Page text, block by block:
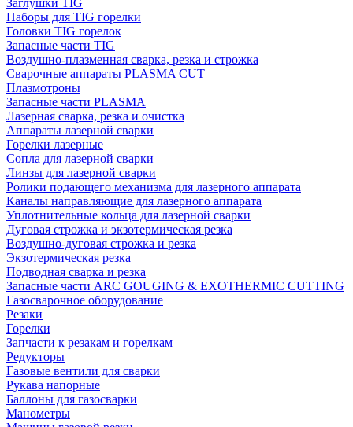
Заглушки TIG
Наборы для TIG горелки
Головки TIG горелок
Запасные части TIG
Воздушно-плазменная сварка, резка и строжка
Сварочные аппараты PLASMA CUT
Плазмотроны
Запасные части PLASMA
Лазерная сварка, резка и очистка
Аппараты лазерной сварки
Горелки лазерные
Сопла для лазерной сварки
Линзы для лазерной сварки
Ролики подающего механизма для лазерного аппарата
Каналы направляющие для лазерного аппарата
Уплотнительные кольца для лазерной сварки
Дуговая строжка и экзотермическая резка
Воздушно-дуговая строжка и резка
Экзотермическая резка
Подводная сварка и резка
Запасные части ARC GOUGING & EXOTHERMIC CUTTING
Газосварочное оборудование
Резаки
Горелки
Запчасти к резакам и горелкам
Редукторы
Газовые вентили для сварки
Рукава напорные
Баллоны для газосварки
Манометры